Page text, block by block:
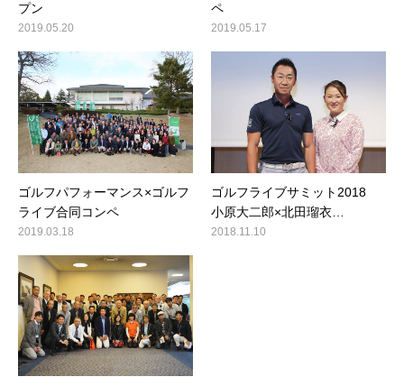
プン
2019.05.20
ペ
2019.05.17
ゴルフパフォーマンス×ゴルフ
ライブ合同コンペ
2019.03.18
ゴルフライブサミット2018
小原大二郎×北田瑠衣…
2018.11.10